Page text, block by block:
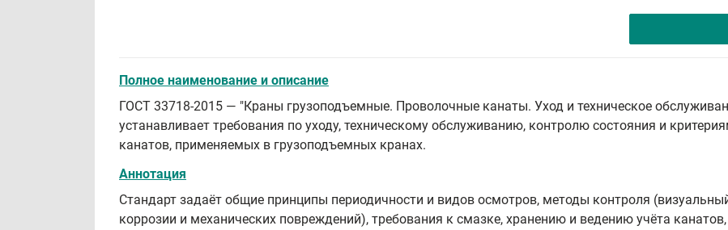
Полное наименование и описание
ГОСТ 33718-2015 — "Краны грузоподъемные. Проволочные канаты. Уход и техническое
устанавливает требования по уходу, техническому обслуживанию, контролю состояния и
канатов, применяемых в грузоподъемных кранах.
Аннотация
Стандарт задаёт общие принципы периодичности и видов осмотров, методы контроля
коррозии и механических повреждений), требования к смазке, хранению и ведению учёта